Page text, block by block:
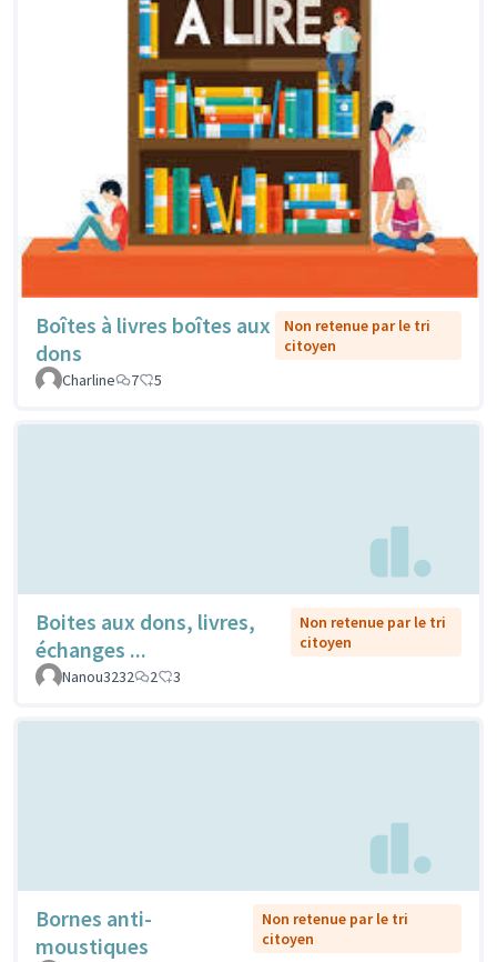
Boîtes à livres boîtes aux
dons
Non retenue par le tri
citoyen
Charline
7 5
Boites aux dons, livres,
échanges ...
Non retenue par le tri
citoyen
Nanou3232
2 3
Bornes anti-
moustiques
Non retenue par le tri
citoyen